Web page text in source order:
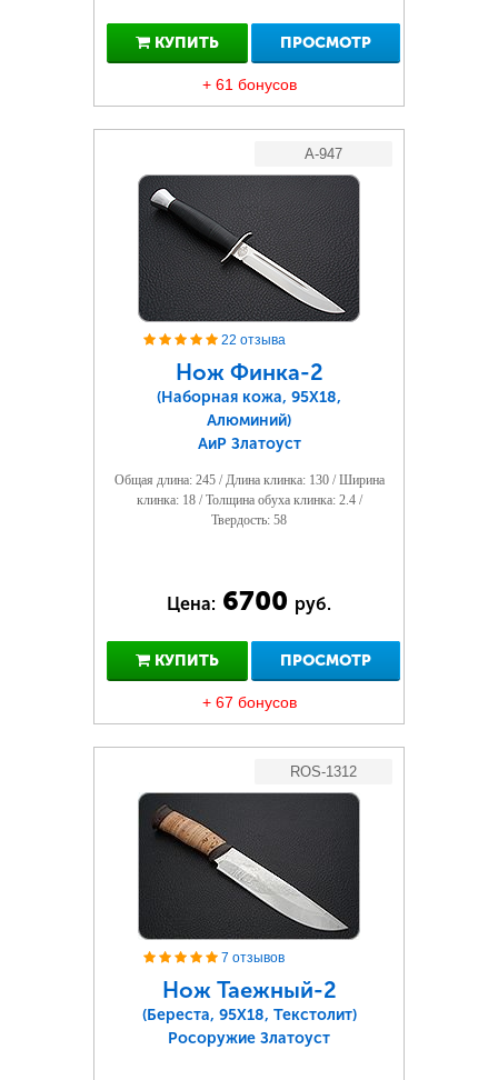
КУПИТЬ ПРОСМОТР
+ 61 бонусов
A-947
22 отзыва
Нож Финка-2
(Наборная кожа, 95Х18,
Алюминий)
АиР Златоуст
Общая длина: 245 / Длина клинка: 130 / Ширина
клинка: 18 / Толщина обуха клинка: 2.4 /
Твердость: 58
Цена: 6700 руб.
КУПИТЬ ПРОСМОТР
+ 67 бонусов
ROS-1312
7 отзывов
Нож Таежный-2
(Береста, 95Х18, Текстолит)
Росоружие Златоуст